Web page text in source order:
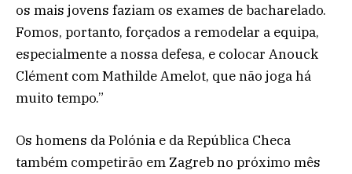
os mais jovens faziam os exames de bacharelado.
Fomos, portanto, forçados a remodelar a equipa,
especialmente a nossa defesa, e colocar Anouck
Clément com Mathilde Amelot, que não joga há
muito tempo.”
Os homens da Polónia e da República Checa
também competirão em Zagreb no próximo mês